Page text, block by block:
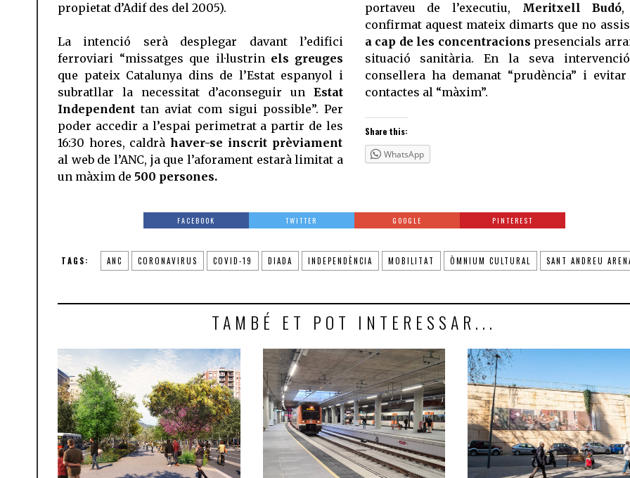
propietat d’Adif des del 2005).
La intenció serà desplegar davant l’edifici
ferroviari “missatges que il·lustrin els greuges
que pateix Catalunya dins de l’Estat espanyol i
subratllar la necessitat d’aconseguir un Estat
Independent tan aviat com sigui possible”. Per
poder accedir a l’espai perimetrat a partir de les
16:30 hores, caldrà haver-se inscrit prèviament
al web de l’ANC, ja que l’aforament estarà limitat a
un màxim de 500 persones.
portaveu de l’executiu, Meritxell Budó,
confirmat aquest mateix dimarts que no
a cap de les concentracions presencials
situació sanitària. En la seva
consellera ha demanat “prudència” i
contactes al “màxim”.
Share this:
WhatsApp
FACEBOOK TWITTER GOOGLE PINTEREST
TAGS: ANC CORONAVIRUS COVID-19 DIADA INDEPENDÈNCIA MOBILITAT ÒMNIUM CULTURAL SANT ANDREU
TAMBÉ ET POT INTERESSAR...